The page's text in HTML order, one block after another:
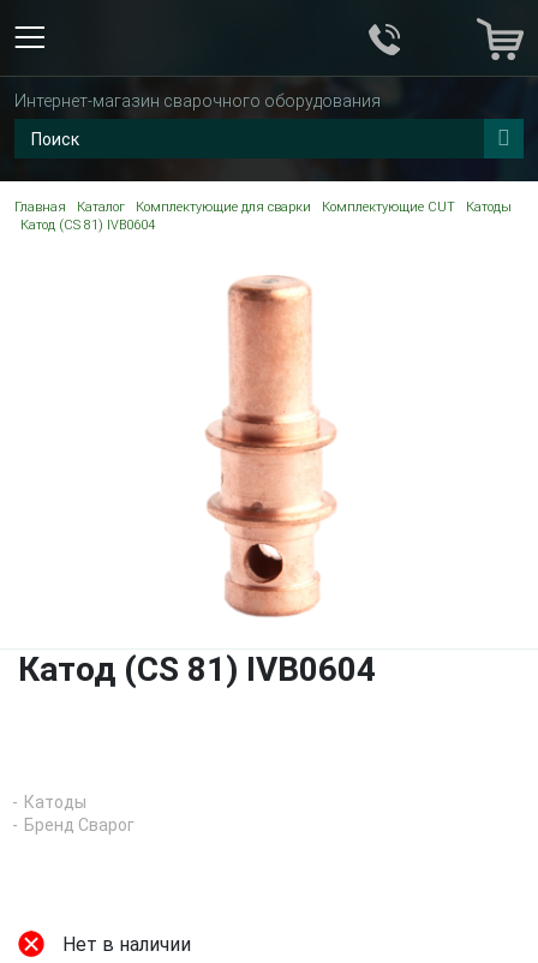
Интернет-магазин сварочного оборудования
Главная Каталог Комплектующие для сварки Комплектующие CUT
Катоды
Катод (CS 81) IVB0604
Катод (CS 81) IVB0604
Катоды
Бренд Сварог
Нет в наличии